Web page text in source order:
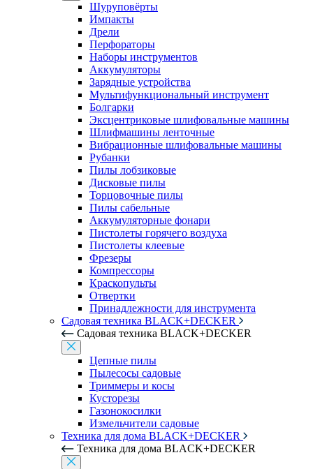
Шуруповёрты
Импакты
Дрели
Перфораторы
Наборы инструментов
Аккумуляторы
Зарядные устройства
Мультифункциональный инструмент
Болгарки
Эксцентриковые шлифовальные машины
Шлифмашины ленточные
Вибрационные шлифовальные машины
Рубанки
Пилы лобзиковые
Дисковые пилы
Торцовочные пилы
Пилы сабельные
Аккумуляторные фонари
Пистолеты горячего воздуха
Пистолеты клеевые
Фрезеры
Компрессоры
Краскопульты
Отвертки
Принадлежности для инструмента
Садовая техника BLACK+DECKER
Садовая техника BLACK+DECKER
Цепные пилы
Пылесосы садовые
Триммеры и косы
Кусторезы
Газонокосилки
Измельчители садовые
Техника для дома BLACK+DECKER
Техника для дома BLACK+DECKER